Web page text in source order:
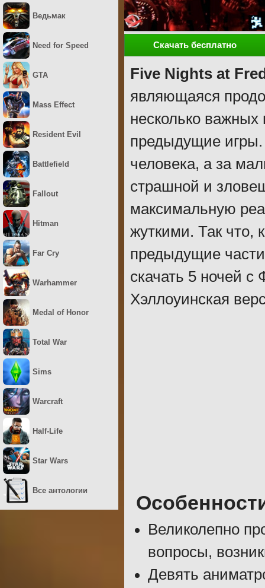
Скачать бесплатно
Five Nights at
являющаяся
несколько
предыдущие игры.
человека, а за
страшной и
максимальную
жуткими. Так что,
предыдущие
скачать 5 ночей с
Хэллоуинская
Великолепно
вопросы,
Девять
Ведьмак
Need for Speed
GTA
Mass Effect
Resident Evil
Battlefield
Fallout
Hitman
Far Cry
Warhammer
Medal of Honor
Total War
Sims
Warcraft
Half-Life
Star Wars
Все антологии